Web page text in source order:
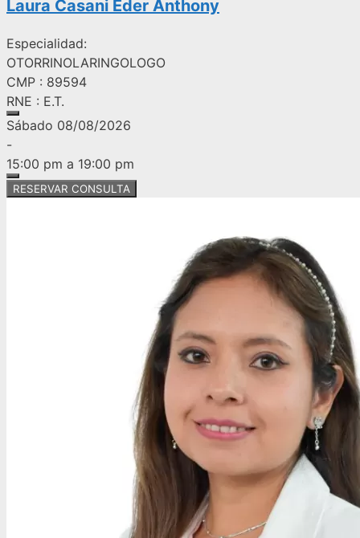
Laura Casani Eder Anthony
Especialidad:
OTORRINOLARINGOLOGO
CMP : 89594
RNE : E.T.
Sábado 08/08/2026
-
15:00 pm a 19:00 pm
RESERVAR CONSULTA